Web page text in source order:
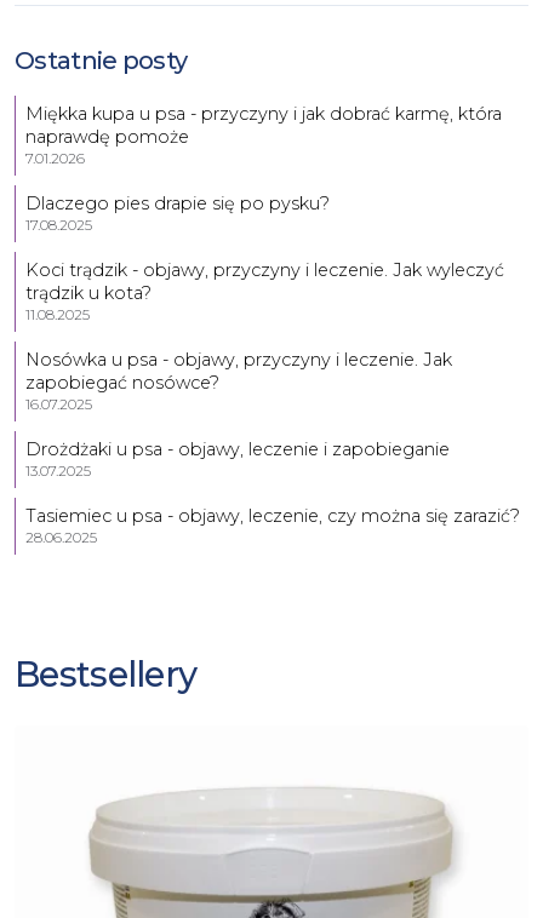
Ostatnie posty
Miękka kupa u psa - przyczyny i jak dobrać karmę, która
naprawdę pomoże
7.01.2026
Dlaczego pies drapie się po pysku?
17.08.2025
Koci trądzik - objawy, przyczyny i leczenie. Jak wyleczyć
trądzik u kota?
11.08.2025
Nosówka u psa - objawy, przyczyny i leczenie. Jak
zapobiegać nosówce?
16.07.2025
Drożdżaki u psa - objawy, leczenie i zapobieganie
13.07.2025
Tasiemiec u psa - objawy, leczenie, czy można się zarazić?
28.06.2025
Bestsellery